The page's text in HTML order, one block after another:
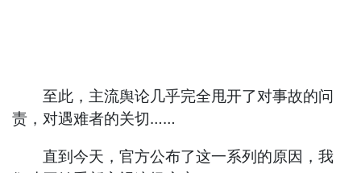
至此，主流舆论几乎完全甩开了对事故的问
责，对遇难者的关切……
直到今天，官方公布了这一系列的原因，我